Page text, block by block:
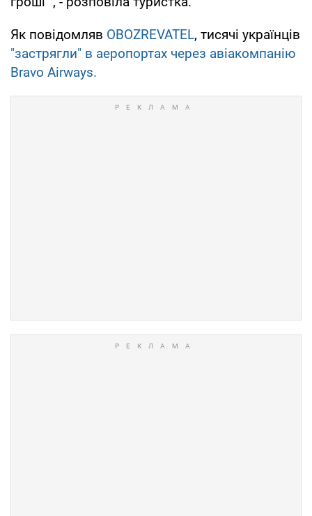
Як повідомляв OBOZREVATEL, тисячі українців
"застрягли" в аеропортах через авіакомпанію
Bravo Airways.